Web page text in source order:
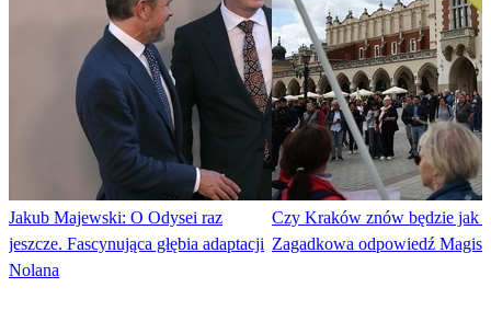
Jakub Majewski: O Odysei raz
jeszcze. Fascynująca głębia adaptacji
Nolana
Czy Kraków znów będzie jak
Zagadkowa odpowiedź